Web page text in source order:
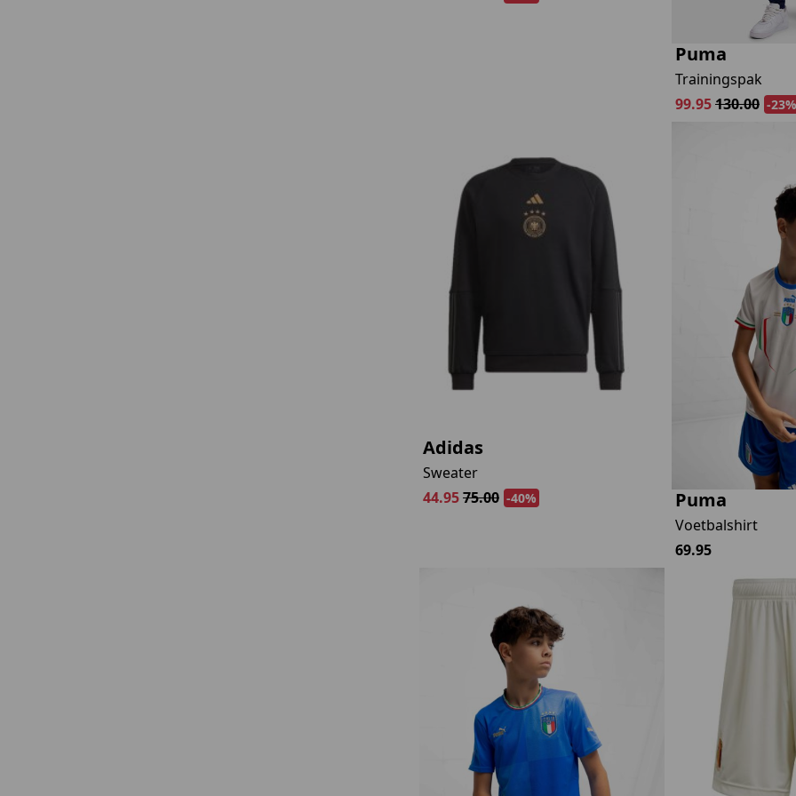
Puma
Trainingspak
99.95130.00 -23%
Adidas
Sweater
44.9575.00 -40% Puma
Voetbalshirt
69.95